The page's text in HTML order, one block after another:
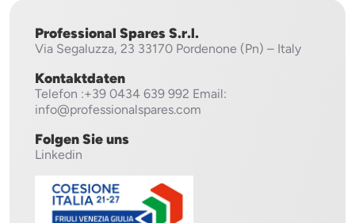
Professional Spares S.r.l.
Via Segaluzza, 23 33170 Pordenone (Pn) – Italy
Kontaktdaten
Telefon :+39 0434 639 992 Email:
info@professionalspares.com
Folgen Sie uns
Linkedin